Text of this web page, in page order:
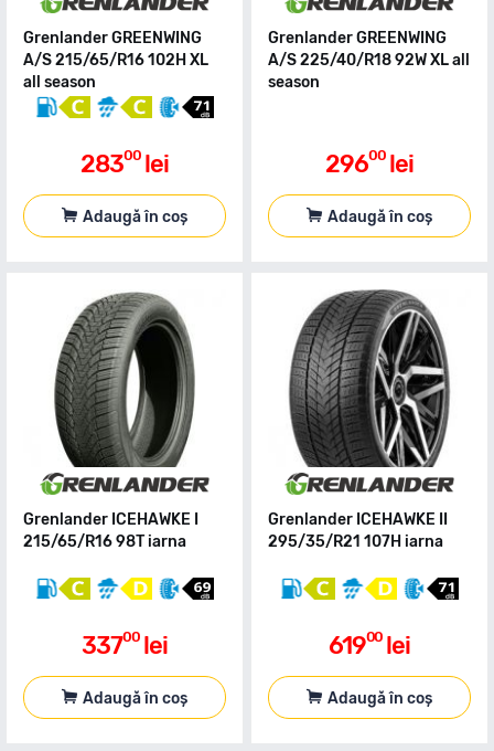
Grenlander GREENWING
A/S 215/65/R16 102H XL
all season
28300 lei
Adaugă în coș
Grenlander GREENWING
A/S 225/40/R18 92W XL all
season
29600 lei
Adaugă în coș
Grenlander ICEHAWKE I
215/65/R16 98T iarna
33700 lei
Adaugă în coș
Grenlander ICEHAWKE II
295/35/R21 107H iarna
61900 lei
Adaugă în coș